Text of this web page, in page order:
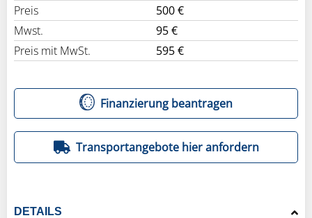
Preis
500 €
Mwst.
95 €
Preis mit MwSt.
595 €
Finanzierung beantragen
Transportangebote hier anfordern
DETAILS